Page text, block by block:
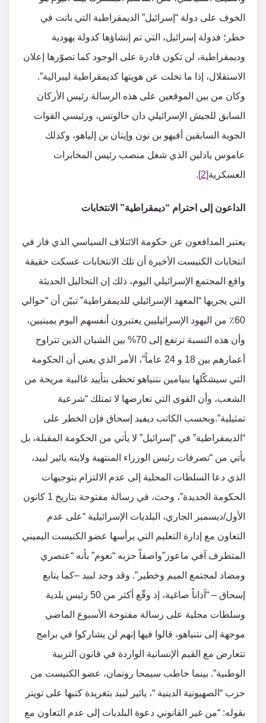
الخوف على دولة “إسرائيل” الديمقراطية التي باتت في
خطر؛ فدولة إسرائيل، التي تم إنشاؤها كدولة يهودية
وديمقراطية، لن تكون قادرة على الوجود كما تصوّرها إعلان
الاستقلال، إذا ما تخلت عن هويتها كديمقراطية ليبرالية”.
وكان من بين الموقعين على هذه الرسالة رئيس الأركان
السابق للجيش الإسرائيلي دان حالوتس، ورئيسي القوات
الجوية السابقين أفيهو بن نون وإيتان بن إلياهو، وكذلك
عاموس يادلين الذي شغل منصب رئيس المخابرات
العسكرية[2]
.
الداعون إلى احترام “ديمقراطية” الانتخابات
يعتبر المدافعون عن حكومة الائتلاف السياسي الذي فاز في
انتخابات الكنيست الأخيرة أن تلك الانتخابات عسكت حقيقة
واقع المجتمع الإسرائيلي اليوم، ذلك إن التحاليل الحديثة
التي يجريها “المعهد الإسرائيلي للديمقراطية” تبيّن أن “حوالي
60٪ من اليهود الإسرائيليين يعتبرون أنفسهم اليوم يمينيين،
وأن هذه النسبة ترتفع إلى 70% بين الشبان الذين تتراوح
أعمارهم بين 18 و 24 عاماً”، الأمر الذي يعني أن الحكومة
التي سيشكّلها بنيامين نتنياهو تحظى بتأييد غالبية مريحة من
الشعب، وأن القوى التي تعارضها لا تمتلك “شرعية
تمثيلية”.وبحسب الكاتب ديفيد إسحاق فإن الخطر على
“الديمقراطية” في “إسرائيل” لا يأتي من الحكومة المقبلة، بل
يأتي من “تصرفات رئيس الوزراء المنتهية ولايته يائير لبيد،
الذي دعا السلطات المحلية إلى عدم الالتزام بتوجيهات
الحكومة الجديدة”، وحث، في رسالة مفتوحة بتاريخ 1 كانون
الأول/ديسمبر الجاري، البلديات الإسرائيلية “على عدم
التعاون مع إدارة التعليم التي يرأسها عضو الكنيست اليميني
المتطرف آفي ماعوز”واصفاً حزبه “نعوم” بأنه “عنصري
ومضاد لمجتمع الميم وخطير”. وقد وجد لبيد –كما يتابع
إسحاق – “آذاناً صاغية، إذ وقّع أكثر من 50 رئيس بلدية
وسلطات محلية على رسالة مفتوحة الأسبوع الماضي
موجهة إلى نتنياهو، قالوا فيها إنهم لن يشاركوا في برامج
تتعارض مع القيم الإنسانية الواردة في قانون التربية
الوطنية”. بينما خاطب سيمحا روتمان، عضو الكنيست من
حزب “الصهيونية الدينية “، يائير لبيد بتغريدة كتبها على تويتر
بقوله: “من غير القانوني دعوة البلديات إلى عدم التعاون مع